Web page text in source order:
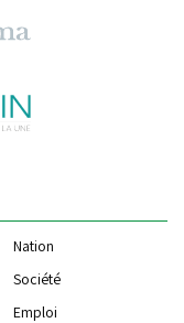
Nation
Société
Emploi